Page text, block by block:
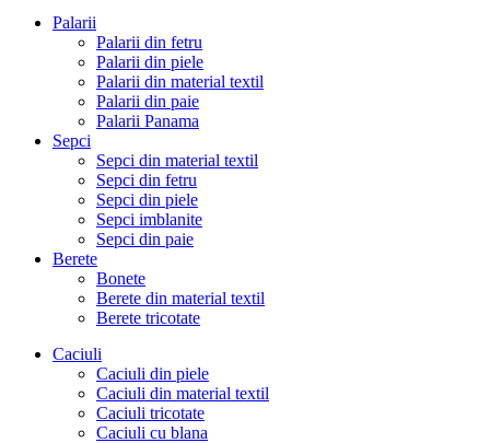
Palarii
Palarii din fetru
Palarii din piele
Palarii din material textil
Palarii din paie
Palarii Panama
Sepci
Sepci din material textil
Sepci din fetru
Sepci din piele
Sepci imblanite
Sepci din paie
Berete
Bonete
Berete din material textil
Berete tricotate
Caciuli
Caciuli din piele
Caciuli din material textil
Caciuli tricotate
Caciuli cu blana